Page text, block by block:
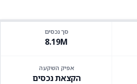
סך נכסים
8.19M
אפיק השקעה
הקצאת נכסים